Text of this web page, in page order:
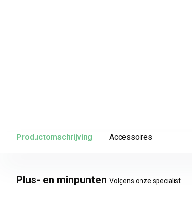
Productomschrijving Accessoires
Plus- en minpunten Volgens onze specialist